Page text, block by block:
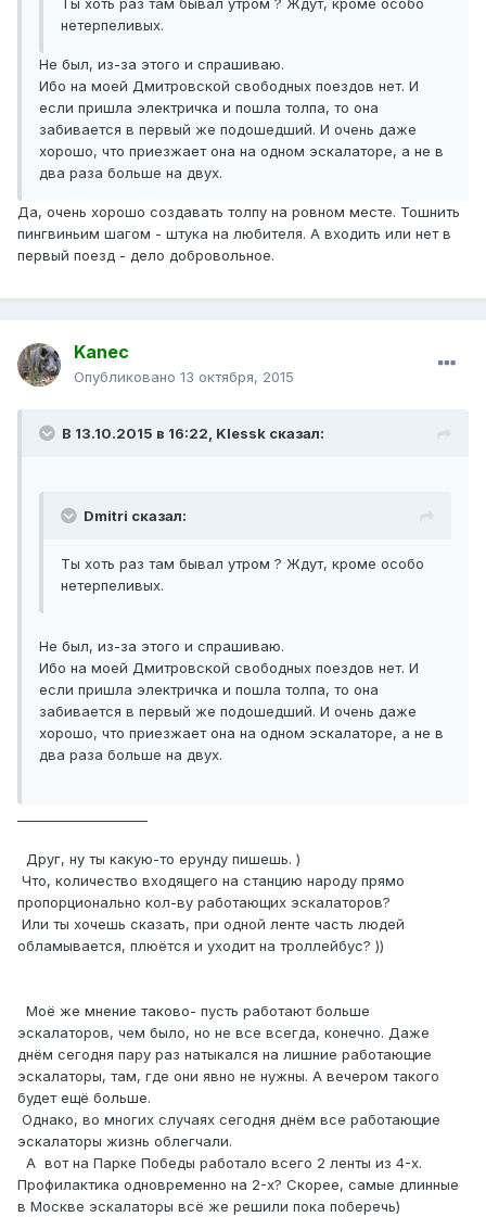
Ты хоть раз там бывал утром ? Ждут, кроме особо
нетерпеливых.
Не был, из-за этого и спрашиваю.
Ибо на моей Дмитровской свободных поездов нет. И
если пришла электричка и пошла толпа, то она
забивается в первый же подошедший. И очень даже
хорошо, что приезжает она на одном эскалаторе, а не в
два раза больше на двух.
Да, очень хорошо создавать толпу на ровном месте. Тошнить
пингвиньим шагом - штука на любителя. А входить или нет в
первый поезд - дело добровольное.
Kanec
Опубликовано 13 октября, 2015
В 13.10.2015 в 16:22, Klessk сказал:
Dmitri сказал:
Ты хоть раз там бывал утром ? Ждут, кроме особо
нетерпеливых.
Не был, из-за этого и спрашиваю.
Ибо на моей Дмитровской свободных поездов нет. И
если пришла электричка и пошла толпа, то она
забивается в первый же подошедший. И очень даже
хорошо, что приезжает она на одном эскалаторе, а не в
два раза больше на двух.
Друг, ну ты какую-то ерунду пишешь. )
Что, количество входящего на станцию народу прямо
пропорционально кол-ву работающих эскалаторов?
Или ты хочешь сказать, при одной ленте часть людей
обламывается, плюётся и уходит на троллейбус? ))
Моё же мнение таково- пусть работают больше
эскалаторов, чем было, но не все всегда, конечно. Даже
днём сегодня пару раз натыкался на лишние работающие
эскалаторы, там, где они явно не нужны. А вечером такого
будет ещё больше.
Однако, во многих случаях сегодня днём все работающие
эскалаторы жизнь облегчали.
А вот на Парке Победы работало всего 2 ленты из 4-х.
Профилактика одновременно на 2-х? Скорее, самые длинные
в Москве эскалаторы всё же решили пока поберечь)